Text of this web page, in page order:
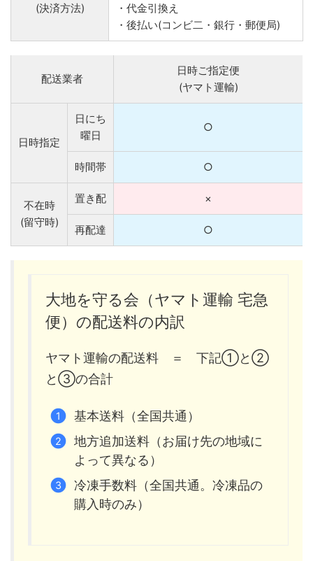
(決済方法)
・代金引換え
・後払い(コンビ二・銀行・郵便局)
配送業者
日時ご指定便
(ヤマト運輸)
日時指定
日にち
曜日
○
時間帯 ○
不在時
(留守時)
置き配 ×
再配達 ○
大地を守る会（ヤマト運輸 宅急
便）の配送料の内訳
ヤマト運輸の配送料 ＝ 下記①と②
と③の合計
基本送料（全国共通）
地方追加送料（お届け先の地域に
よって異なる）
冷凍手数料（全国共通。冷凍品の
購入時のみ）